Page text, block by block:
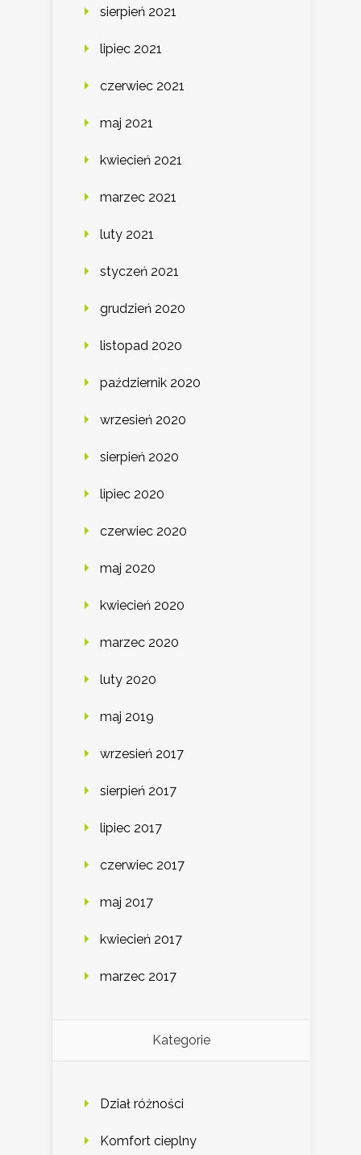
sierpień 2021
lipiec 2021
czerwiec 2021
maj 2021
kwiecień 2021
marzec 2021
luty 2021
styczeń 2021
grudzień 2020
listopad 2020
październik 2020
wrzesień 2020
sierpień 2020
lipiec 2020
czerwiec 2020
maj 2020
kwiecień 2020
marzec 2020
luty 2020
maj 2019
wrzesień 2017
sierpień 2017
lipiec 2017
czerwiec 2017
maj 2017
kwiecień 2017
marzec 2017
Kategorie
Dział różności
Komfort cieplny